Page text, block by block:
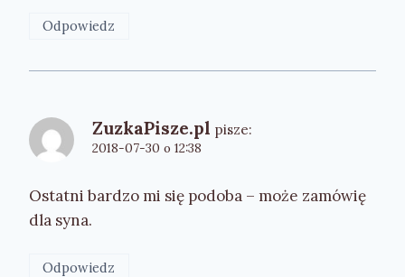
Odpowiedz
ZuzkaPisze.pl pisze:
2018-07-30 o 12:38
Ostatni bardzo mi się podoba – może zamówię
dla syna.
Odpowiedz